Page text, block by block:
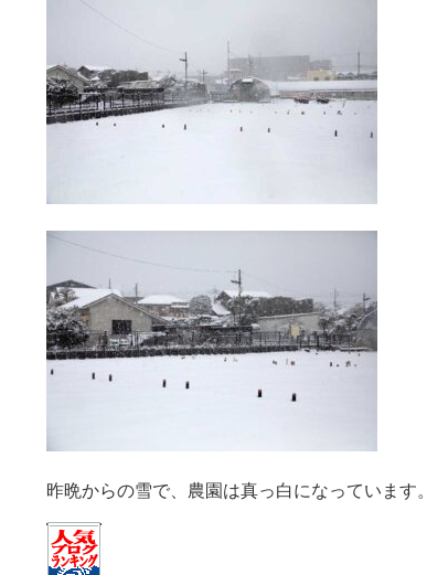
昨晩からの雪で、農園は真っ白になっています。